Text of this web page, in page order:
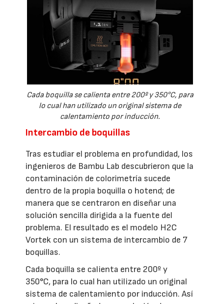
Cada boquilla se calienta entre 200º y 350°C, para
lo cual han utilizado un original sistema de
calentamiento por inducción.
Intercambio de boquillas
Tras estudiar el problema en profundidad, los
ingenieros de Bambu Lab descubrieron que la
contaminación de colorimetría sucede
dentro de la propia boquilla o hotend; de
manera que se centraron en diseñar una
solución sencilla dirigida a la fuente del
problema. El resultado es el modelo H2C
Vortek con un sistema de intercambio de 7
boquillas.
Cada boquilla se calienta entre 200º y
350°C, para lo cual han utilizado un original
sistema de calentamiento por inducción. Así